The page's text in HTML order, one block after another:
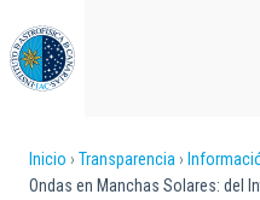
al
contenido
principal
Sobrescribir
Inicio Transparencia
Ondas en Manchas Solares: del